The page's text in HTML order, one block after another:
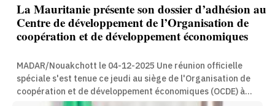
La Mauritanie présente son dossier d’adhésion au
Centre de développement de l’Organisation de
coopération et de développement économiques
MADAR/Nouakchott le 04-12-2025 Une réunion officielle
spéciale s'est tenue ce jeudi au siège de l'Organisation de
coopération et de développement économiques (OCDE) à...